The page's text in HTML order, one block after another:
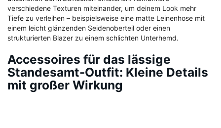
verschiedene Texturen miteinander, um deinem Look mehr
Tiefe zu verleihen – beispielsweise eine matte Leinenhose mit
einem leicht glänzenden Seidenoberteil oder einen
strukturierten Blazer zu einem schlichten Unterhemd.
Accessoires für das lässige
Standesamt-Outfit: Kleine Details
mit großer Wirkung